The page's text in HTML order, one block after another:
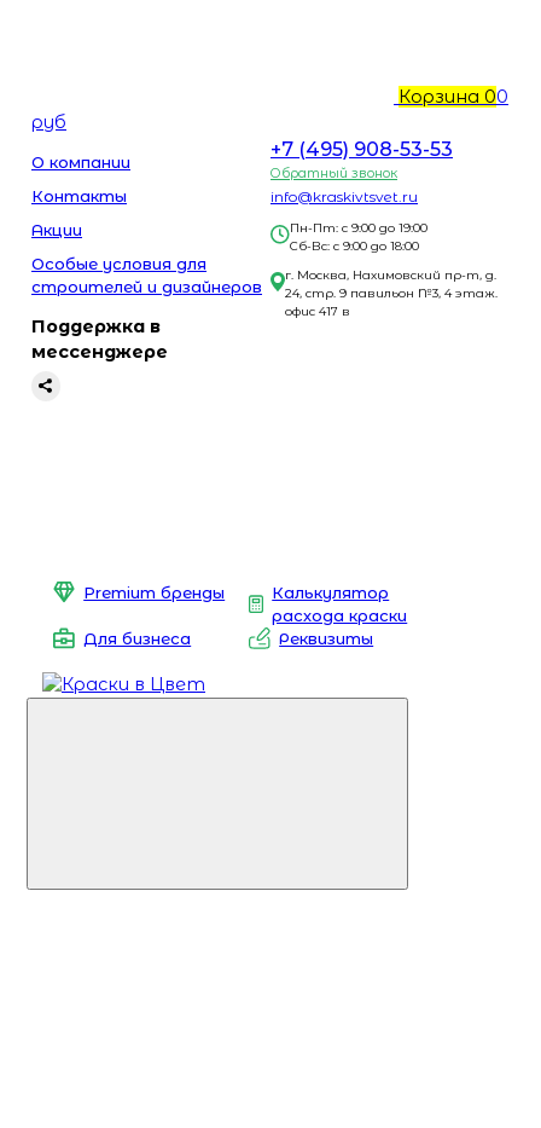
Корзина 00
руб
О компании
Контакты
Акции
Особые условия для
строителей и дизайнеров
Поддержка в
мессенджере
+7 (495) 908-53-53
Обратный звонок
info@kraskivtsvet.ru
Пн-Пт: с 9:00 до 19:00
Сб-Вс: с 9:00 до 18:00
г. Москва, Нахимовский пр-т, д.
24, стр. 9 павильон №3, 4 этаж.
офис 417 в
Premium бренды
Калькулятор
расхода краски
Для бизнеса
Реквизиты